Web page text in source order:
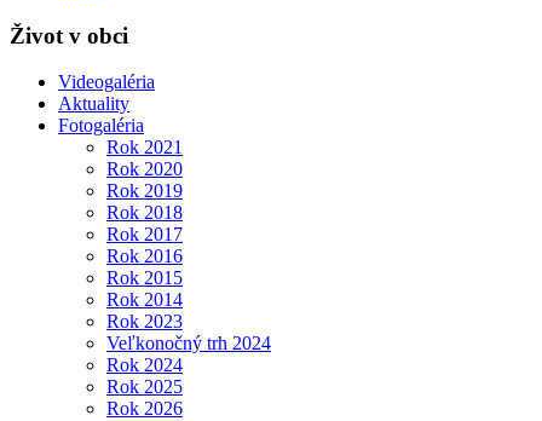
Život v obci
Videogaléria
Aktuality
Fotogaléria
Rok 2021
Rok 2020
Rok 2019
Rok 2018
Rok 2017
Rok 2016
Rok 2015
Rok 2014
Rok 2023
Veľkonočný trh 2024
Rok 2024
Rok 2025
Rok 2026